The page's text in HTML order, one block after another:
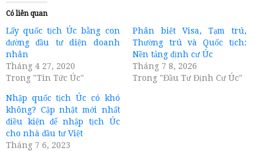
Có liên quan
Lấy quốc tịch Úc bằng con
đường đầu tư diện doanh
nhân
Tháng 4 27, 2020
Trong "Tin Tức Úc"
Phân biệt Visa, Tạm trú,
Thường trú và Quốc tịch:
Nền tảng định cư Úc
Tháng 7 8, 2026
Trong "Đầu Tư Định Cư Úc"
Nhập quốc tịch Úc có khó
không? Cập nhật mới nhất
điều kiện để nhập tịch Úc
cho nhà đầu tư Việt
Tháng 7 6, 2023